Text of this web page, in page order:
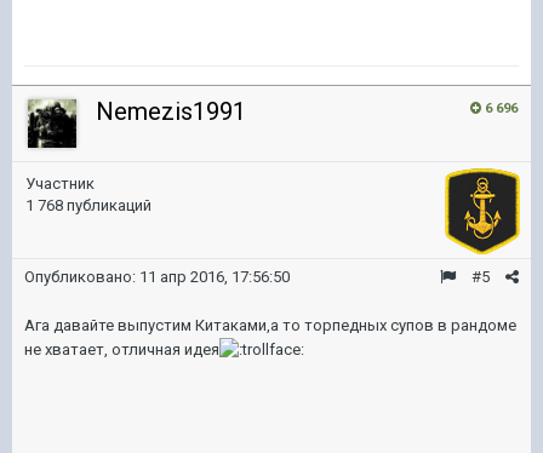
6 696
Nemezis1991
Участник
1 768 публикаций
#5
Опубликовано: 11 апр 2016, 17:56:50
Ага давайте выпустим Китаками,а то торпедных супов в рандоме
не хватает, отличная идея